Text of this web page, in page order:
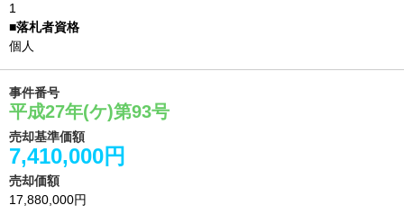
1
個人
事件番号
平成27年(ケ)第93号
売却基準価額
7,410,000円
売却価額
17,880,000円